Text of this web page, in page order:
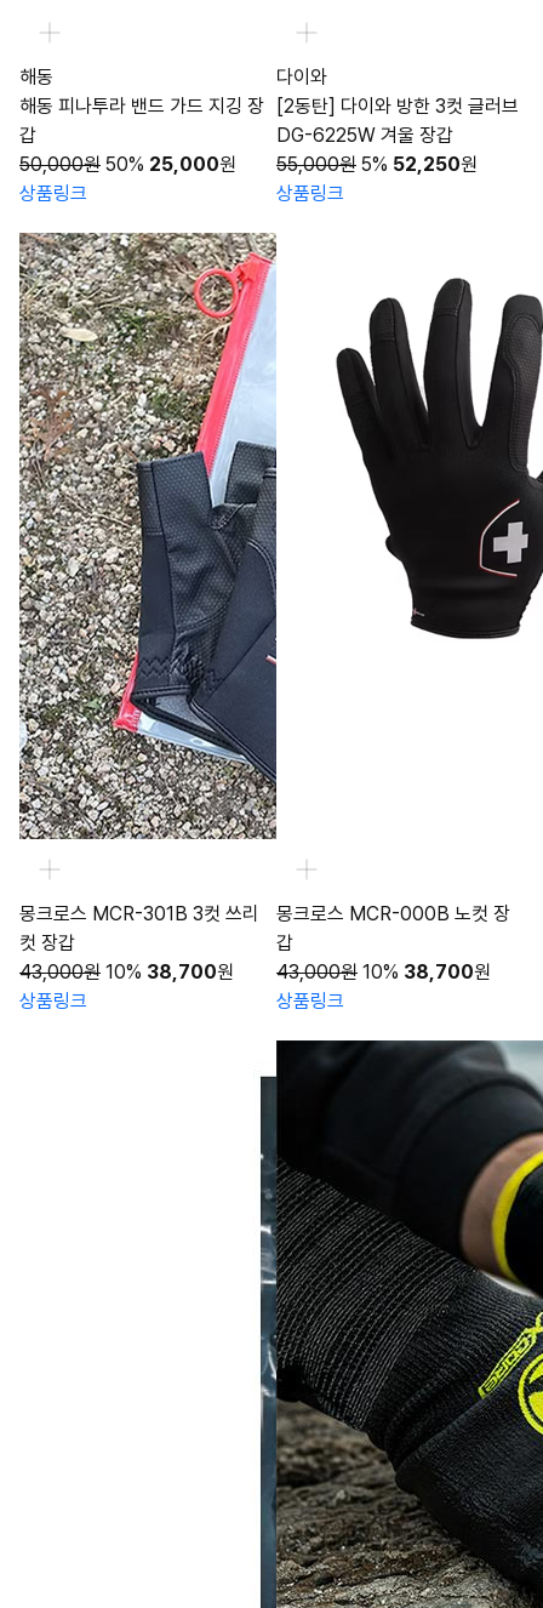
해동
해동 피나투라 밴드 가드 지깅 장
갑
50,000원 50% 25,000원
상품링크
다이와
[2동탄] 다이와 방한 3컷 글러브
DG-6225W 겨울 장갑
55,000원 5% 52,250원
상품링크
몽크로스 MCR-301B 3컷 쓰리
컷 장갑
43,000원 10% 38,700원
상품링크
몽크로스 MCR-000B 노컷 장
갑
43,000원 10% 38,700원
상품링크